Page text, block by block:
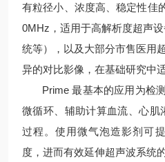
有粒径小、浓度高、稳定性佳
0MHz，适用于高解析度超声
统等），以及大部分市售医用
异的对比影像，在基础研究中
Prime 最基本的应用为检测
微循环、辅助计算血流、心肌
过程。使用微气泡造影剂可
度，进而有效延伸超声波系统